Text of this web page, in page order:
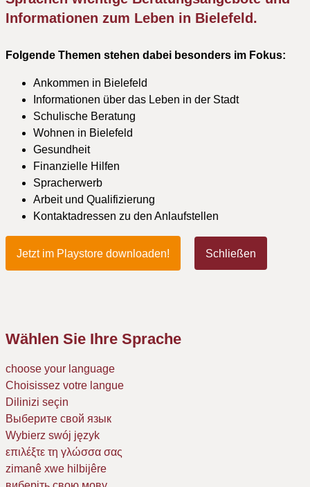
Informationen zum Leben in Bielefeld.
Folgende Themen stehen dabei besonders im Fokus:
Ankommen in Bielefeld
Informationen über das Leben in der Stadt
Schulische Beratung
Wohnen in Bielefeld
Gesundheit
Finanzielle Hilfen
Spracherwerb
Arbeit und Qualifizierung
Kontaktadressen zu den Anlaufstellen
Jetzt im Playstore downloaden! Schließen
Wählen Sie Ihre Sprache
choose your language
Choisissez votre langue
Dilinizi seçin
Выберите свой язык
Wybierz swój język
επιλέξτε τη γλώσσα σας
zimanê xwe hilbijêre